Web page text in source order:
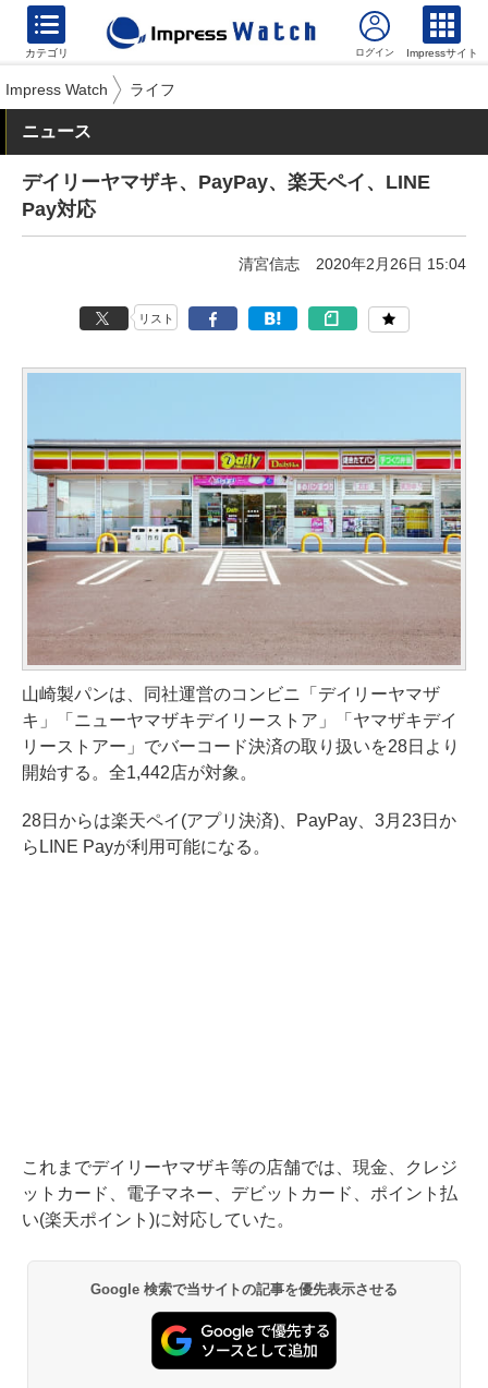
カテゴリ Impressサイト
Impress Watch ライフ
ニュース
デイリーヤマザキ、PayPay、楽天ペイ、LINE
Pay対応
清宮信志 2020年2月26日 15:04
リスト
山崎製パンは、同社運営のコンビニ「デイリーヤマザ
キ」「ニューヤマザキデイリーストア」「ヤマザキデイ
リーストアー」でバーコード決済の取り扱いを28日より
開始する。全1,442店が対象。
28日からは楽天ペイ(アプリ決済)、PayPay、3月23日か
らLINE Payが利用可能になる。
これまでデイリーヤマザキ等の店舗では、現金、クレジ
ットカード、電子マネー、デビットカード、ポイント払
い(楽天ポイント)に対応していた。
Google 検索で当サイトの記事を優先表示させる